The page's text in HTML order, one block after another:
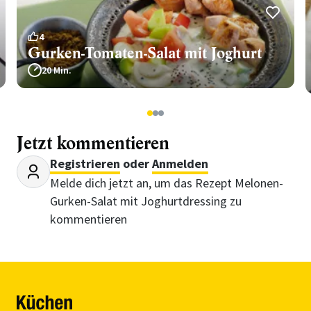
4
Gurken-Tomaten-Salat mit Joghurt
20 Min.
123
Jetzt kommentieren
Registrieren oderAnmelden
Melde dich jetzt an, um das Rezept Melonen-
Gurken-Salat mit Joghurtdressing zu
kommentieren